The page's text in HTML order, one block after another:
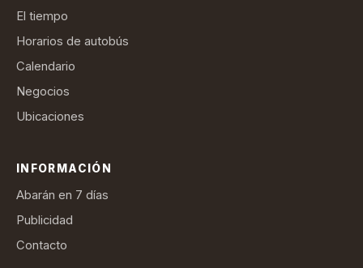
El tiempo
Horarios de autobús
Calendario
Negocios
Ubicaciones
INFORMACIÓN
Abarán en 7 días
Publicidad
Contacto